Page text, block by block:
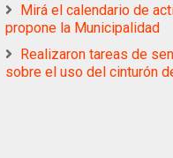
Mirá el calendario de
propone la Municipalidad
Realizaron tareas de
sobre el uso del cinturón